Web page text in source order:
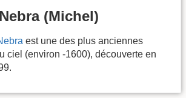
(Michel)
est une des plus anciennes
ciel (environ -1600), découverte en